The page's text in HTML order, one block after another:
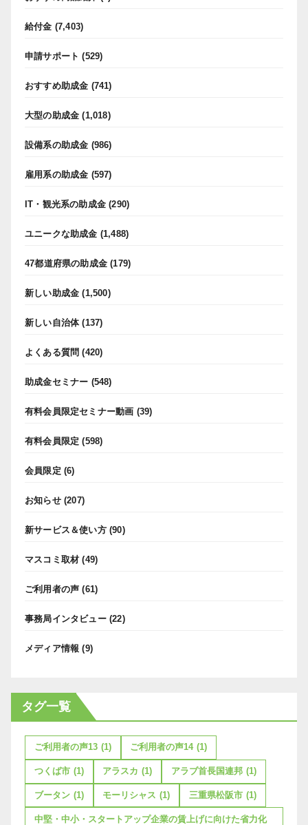
給付金 (7,403)
申請サポート (529)
おすすめ助成金 (741)
大型の助成金 (1,018)
設備系の助成金 (986)
雇用系の助成金 (597)
IT・観光系の助成金 (290)
ユニークな助成金 (1,488)
47都道府県の助成金 (179)
新しい助成金 (1,500)
新しい自治体(137)
よくある質問 (420)
助成金セミナー (548)
有料会員限定セミナー動画 (39)
有料会員限定 (598)
会員限定 (6)
お知らせ(207)
新サービス＆使い方(90)
マスコミ取材 (49)
ご利用者の声 (61)
事務局インタビュー(22)
メディア情報 (9)
タグ一覧
ご利用者の声13 (1) ご利用者の声14 (1)
つくば市 (1) アラスカ (1) アラブ首長国連邦 (1)
ブータン (1) モーリシャス (1) 三重県松阪市 (1)
中堅・中小・スタートアップ企業の賃上げに向けた省力化